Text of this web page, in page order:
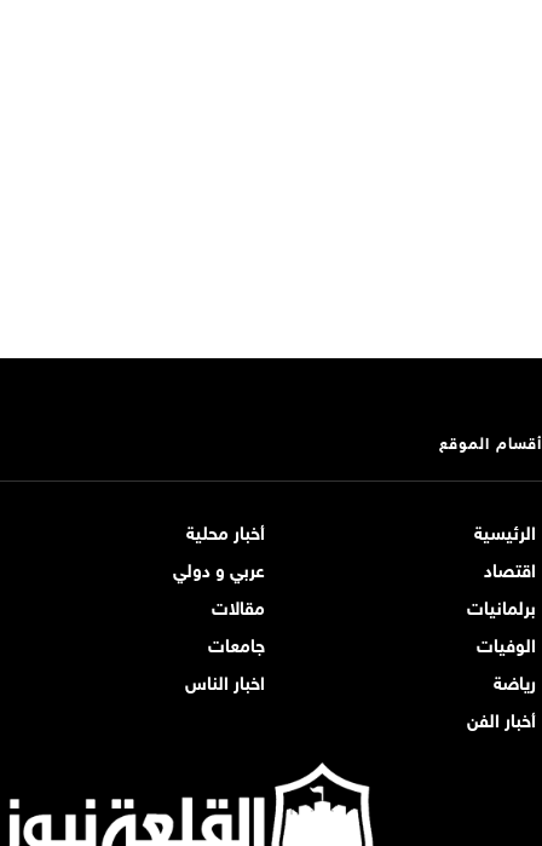
أقسام الموقع
الرئيسية
أخبار محلية
اقتصاد
عربي و دولي
برلمانيات
مقالات
الوفيات
جامعات
رياضة
اخبار الناس
أخبار الفن